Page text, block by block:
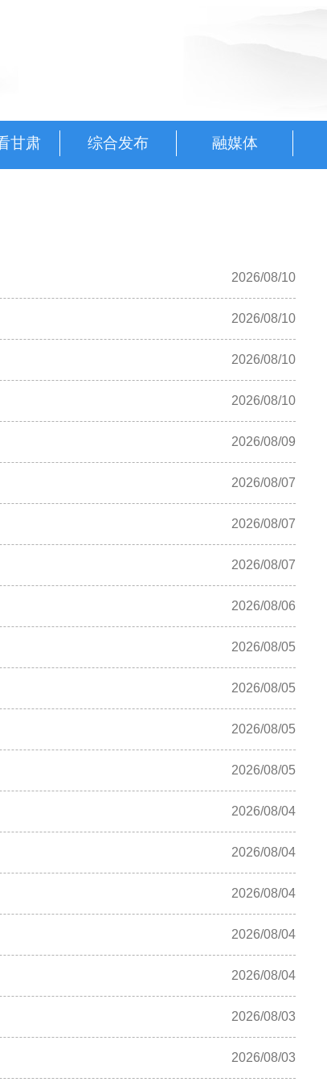
甘肃 综合发布 融媒体
2026/08/10
2026/08/10
2026/08/10
2026/08/10
2026/08/09
2026/08/07
2026/08/07
2026/08/07
2026/08/06
2026/08/05
2026/08/05
2026/08/05
2026/08/05
2026/08/04
2026/08/04
2026/08/04
2026/08/04
2026/08/04
2026/08/03
2026/08/03